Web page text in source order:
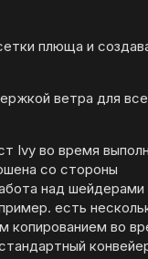
плюща и
ветра для
Ivy во время
со стороны
над шейдерами
есть
копированием во